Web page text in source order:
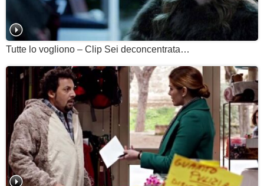
Tutte lo vogliono – Clip Sei deconcentrata…